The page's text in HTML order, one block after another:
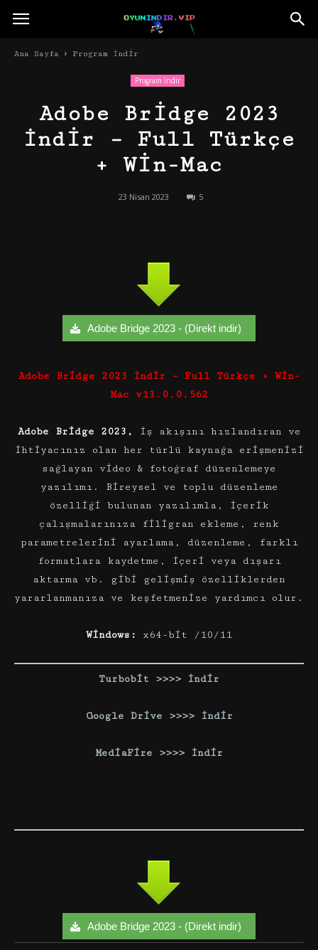
Ana Sayfa Program İndir
Program İndir
Adobe Bridge 2023
İndir – Full Türkçe
+ Win-Mac
23 Nisan 2023 5
Adobe Bridge 2023 - (Direkt indir)
Adobe Bridge 2023 İndir – Full Türkçe + Win-
Mac v13.0.0.562
Adobe Bridge 2023,
iş akışını hızlandıran ve
ihtiyacınız olan her türlü kaynağa erişmenizi
sağlayan video & fotoğraf düzenlemeye
yazılımı. Bireysel ve toplu düzenleme
özelliği bulunan yazılımla, içerik
çalışmalarınıza filigran ekleme, renk
parametrelerini ayarlama, düzenleme, farklı
formatlara kaydetme, içeri veya dışarı
aktarma vb. gibi gelişmiş özelliklerden
yararlanmanıza ve keşfetmenize yardımcı olur.
Windows: x64-bit /10/11
Turbobit >>>> İndir
Google Drive >>>> İndir
MediaFire >>>> İndir
Adobe Bridge 2023 - (Direkt indir)